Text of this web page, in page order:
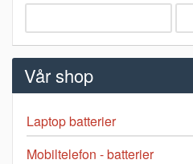
Vår shop
Laptop batterier
Mobiltelefon - batterier